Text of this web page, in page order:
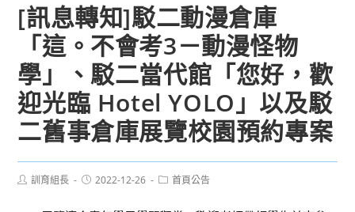
[訊息轉知]駁二動漫倉庫
「這。不會考3－動漫怪物
學」、駁二當代館「您好，歡
迎光臨 Hotel YOLO」以及駁
二舊事倉庫展覽校園預約專案
Post訓育組長
Post2022-12-26
Post首頁公告